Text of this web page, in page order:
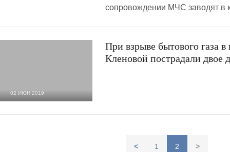
сопровождении МЧС заводят в
02 ИЮН 2019
При взрыве бытового газа
Кленовой пострадали двое
< 1 2 >